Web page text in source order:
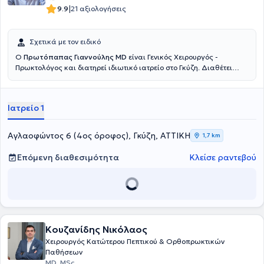
9.9|21 αξιολογήσεις
Σχετικά με τον ειδικό
Ο Πρωτόπαπας Γιαννούλης MD είναι Γενικός Χειρουργός -
Πρωκτολόγος και διατηρεί ιδιωτικό ιατρείο στο Γκύζη. Διαθέτει
Καποδιστριακού Πανεπιστημίου Αθηνών και ειδικεύτηκε στη Γενική
Μετεκπαιδεύτηκε στην Επείγουσα Προνοσοκομειακή Ιατρική και
κατέχει πιστοποίηση ATLS και Definitive Surgical Trauma Care
Course. Είναι συνεργάτης της Αθηναϊκής Κλινικής και του Doctor's
Hospital. Τέλος, είναι μέλος της Ελληνικής Εταιρείας Επούλωσης
Τραύματος και Ελκών και συμμετέχει σε πλήθος συνεδρίων στην
Ελλάδα και το εξωτερικό, στα πλαίσια της συνεχούς κατάρτισης,
Ιατρείο 1
Αγλαοφώντος 6 (4ος όροφος), Γκύζη, ΑΤΤΙΚΗ 1,7 km
Επόμενη διαθεσιμότητα Κλείσε ραντεβού
Κουζανίδης Νικόλαος
Χειρουργός Κατώτερου Πεπτικού & Ορθοπρωκτικών
Παθήσεων